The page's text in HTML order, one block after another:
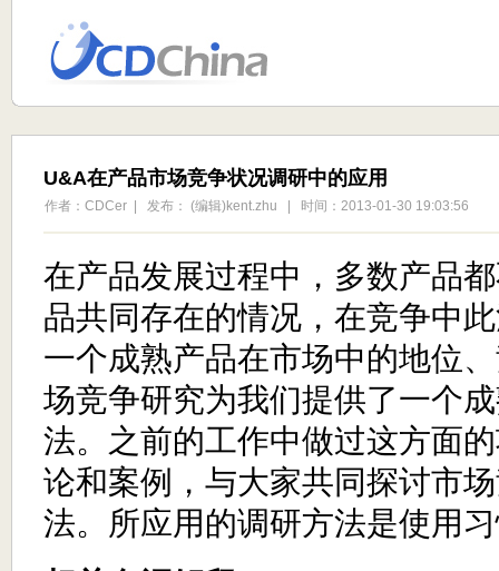
U&A在产品市场竞争状况调研中的应用
作者：CDCer | 发布： (编辑)kent.zhu | 时间：2013-01-30 19:03:56
在产品发展过程中，多数产品
品共同存在的情况，在竞争中
一个成熟产品在市场中的地位
场竞争研究为我们提供了一个
法。之前的工作中做过这方面
论和案例，与大家共同探讨市
法。所应用的调研方法是使用